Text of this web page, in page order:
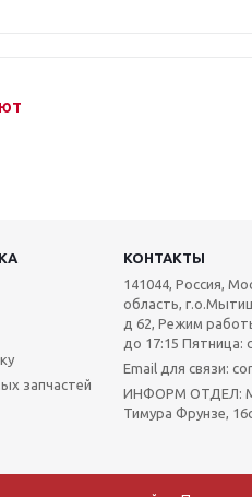
КОНТАКТЫ
запчастей
141044, Россия,
область,
д 62, Режим
до 17:15 Пятница:
Email для связи:
ИНФОРМ ОТДЕЛ:
Тимура Фрунзе,